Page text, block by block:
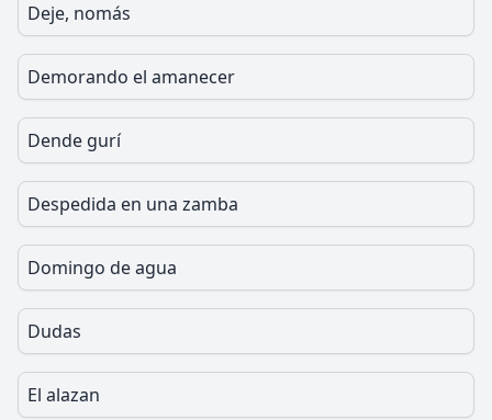
Deje, nomás
Demorando el amanecer
Dende gurí
Despedida en una zamba
Domingo de agua
Dudas
El alazan